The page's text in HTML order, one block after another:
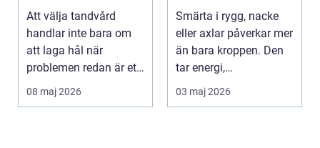
för långsiktig
munhälsa
Att välja tandvård
handlar inte bara om
att laga hål när
problemen redan är ett
faktum. Det handlar ...
08 maj 2026
Smärta i rygg, nacke
eller axlar påverkar mer
än bara kroppen. Den
tar energi,
koncentration och lus...
03 maj 2026